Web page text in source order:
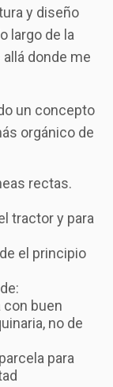
y diseño
largo de la
donde me
un concepto
orgánico de
rectas.
tractor y para
el principio
con buen
no de
para